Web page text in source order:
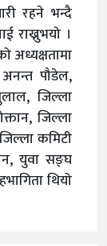
रहने भन्दै
राख्नुभयो ।
अध्यक्षतामा
पौडेल,
जिल्ला
जिल्ला
कमिटी
युवा सङ्घ
थियो